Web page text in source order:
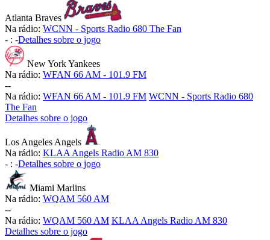
Atlanta Braves
Na rádio: WCNN - Sports Radio 680 The Fan
- : -Detalhes sobre o jogo
New York Yankees
Na rádio: WFAN 66 AM - 101.9 FM
--
Na rádio: WFAN 66 AM - 101.9 FM WCNN - Sports Radio 680
The Fan
Detalhes sobre o jogo
Los Angeles Angels
Na rádio: KLAA Angels Radio AM 830
- : -Detalhes sobre o jogo
Miami Marlins
Na rádio: WQAM 560 AM
--
Na rádio: WQAM 560 AM KLAA Angels Radio AM 830
Detalhes sobre o jogo